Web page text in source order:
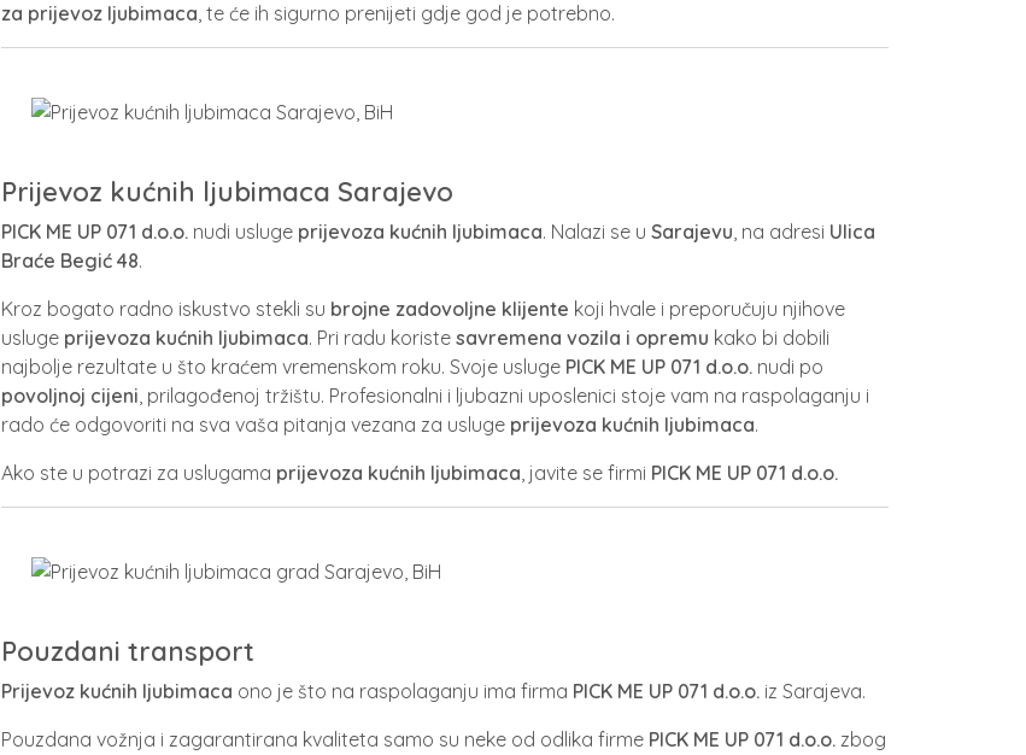
za prijevoz ljubimaca, te će ih sigurno prenijeti gdje god je potrebno.
Prijevoz kućnih ljubimaca Sarajevo
PICK ME UP 071 d.o.o. nudi usluge prijevoza kućnih ljubimaca. Nalazi se u Sarajevu, na adresi Ulica
Braće Begić 48.
Kroz bogato radno iskustvo stekli su brojne zadovoljne klijente koji hvale i preporučuju njihove
usluge prijevoza kućnih ljubimaca. Pri radu koriste savremena vozila i opremu kako bi dobili
najbolje rezultate u što kraćem vremenskom roku. Svoje usluge PICK ME UP 071 d.o.o. nudi po
povoljnoj cijeni, prilagođenoj tržištu. Profesionalni i ljubazni uposlenici stoje vam na raspolaganju i
rado će odgovoriti na sva vaša pitanja vezana za usluge prijevoza kućnih ljubimaca.
Ako ste u potrazi za uslugama prijevoza kućnih ljubimaca, javite se firmi PICK ME UP 071 d.o.o.
Pouzdani transport
Prijevoz kućnih ljubimaca ono je što na raspolaganju ima firma PICK ME UP 071 d.o.o. iz Sarajeva.
Pouzdana vožnja i zagarantirana kvaliteta samo su neke od odlika firme PICK ME UP 071 d.o.o. zbog